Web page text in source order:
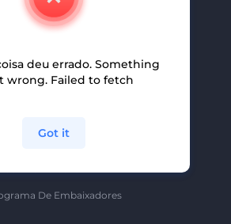
De Afiliados
De Embaixadores
deu errado. Something
wrong. Failed to fetch
Got it